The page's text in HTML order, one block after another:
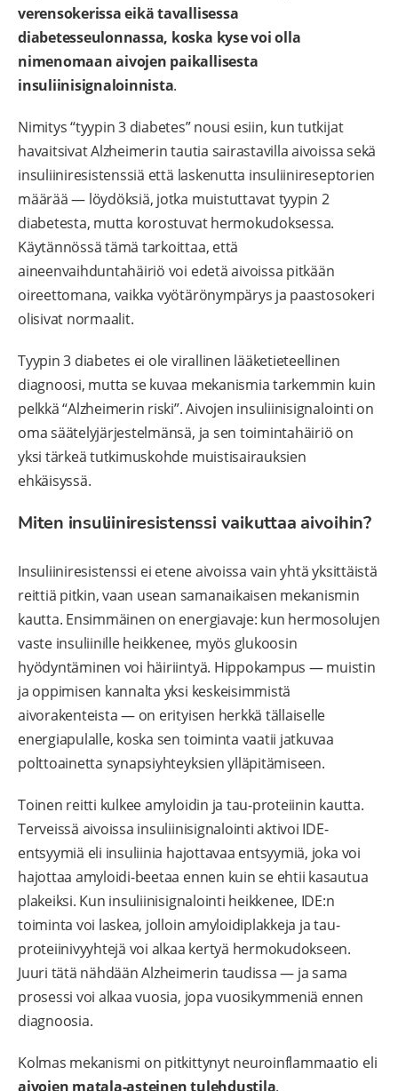
verensokerissa eikä tavallisessa
diabetesseulonnassa, koska kyse voi olla
nimenomaan aivojen paikallisesta
insuliinisignaloinnista.
Nimitys “tyypin 3 diabetes” nousi esiin, kun tutkijat
havaitsivat Alzheimerin tautia sairastavilla aivoissa sekä
insuliiniresistenssiä että laskenutta insuliinireseptorien
määrää — löydöksiä, jotka muistuttavat tyypin 2
diabetesta, mutta korostuvat hermokudoksessa.
Käytännössä tämä tarkoittaa, että
aineenvaihduntahäiriö voi edetä aivoissa pitkään
oireettomana, vaikka vyötärönympärys ja paastosokeri
olisivat normaalit.
Tyypin 3 diabetes ei ole virallinen lääketieteellinen
diagnoosi, mutta se kuvaa mekanismia tarkemmin kuin
pelkkä “Alzheimerin riski”. Aivojen insuliinisignalointi on
oma säätelyjärjestelmänsä, ja sen toimintahäiriö on
yksi tärkeä tutkimuskohde muistisairauksien
ehkäisyssä.
Miten insuliiniresistenssi vaikuttaa aivoihin?
Insuliiniresistenssi ei etene aivoissa vain yhtä yksittäistä
reittiä pitkin, vaan usean samanaikaisen mekanismin
kautta. Ensimmäinen on energiavaje: kun hermosolujen
vaste insuliinille heikkenee, myös glukoosin
hyödyntäminen voi häiriintyä. Hippokampus — muistin
ja oppimisen kannalta yksi keskeisimmistä
aivorakenteista — on erityisen herkkä tällaiselle
energiapulalle, koska sen toiminta vaatii jatkuvaa
polttoainetta synapsiyhteyksien ylläpitämiseen.
Toinen reitti kulkee amyloidin ja tau-proteiinin kautta.
Terveissä aivoissa insuliinisignalointi aktivoi IDE-
entsyymiä eli insuliinia hajottavaa entsyymiä, joka voi
hajottaa amyloidi-beetaa ennen kuin se ehtii kasautua
plakeiksi. Kun insuliinisignalointi heikkenee, IDE:n
toiminta voi laskea, jolloin amyloidiplakkeja ja tau-
proteiinivyyhtejä voi alkaa kertyä hermokudokseen.
Juuri tätä nähdään Alzheimerin taudissa — ja sama
prosessi voi alkaa vuosia, jopa vuosikymmeniä ennen
diagnoosia.
Kolmas mekanismi on pitkittynyt neuroinflammaatio eli
aivojen matala-asteinen tulehdustila.